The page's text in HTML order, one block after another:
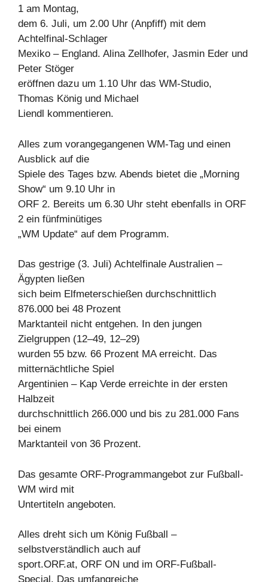
1 am Montag,
dem 6. Juli, um 2.00 Uhr (Anpfiff) mit dem
Achtelfinal-Schlager
Mexiko – England. Alina Zellhofer, Jasmin Eder und
Peter Stöger
eröffnen dazu um 1.10 Uhr das WM-Studio,
Thomas König und Michael
Liendl kommentieren.
Alles zum vorangegangenen WM-Tag und einen
Ausblick auf die
Spiele des Tages bzw. Abends bietet die „Morning
Show“ um 9.10 Uhr in
ORF 2. Bereits um 6.30 Uhr steht ebenfalls in ORF
2 ein fünfminütiges
„WM Update“ auf dem Programm.
Das gestrige (3. Juli) Achtelfinale Australien –
Ägypten ließen
sich beim Elfmeterschießen durchschnittlich
876.000 bei 48 Prozent
Marktanteil nicht entgehen. In den jungen
Zielgruppen (12–49, 12–29)
wurden 55 bzw. 66 Prozent MA erreicht. Das
mitternächtliche Spiel
Argentinien – Kap Verde erreichte in der ersten
Halbzeit
durchschnittlich 266.000 und bis zu 281.000 Fans
bei einem
Marktanteil von 36 Prozent.
Das gesamte ORF-Programmangebot zur Fußball-
WM wird mit
Untertiteln angeboten.
Alles dreht sich um König Fußball –
selbstverständlich auch auf
sport.ORF.at, ORF ON und im ORF-Fußball-
Special. Das umfangreiche